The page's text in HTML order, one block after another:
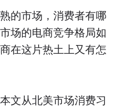
的市场，消费者有哪
场的电商竞争格局如
在这片热土上又有怎
文从北美市场消费习